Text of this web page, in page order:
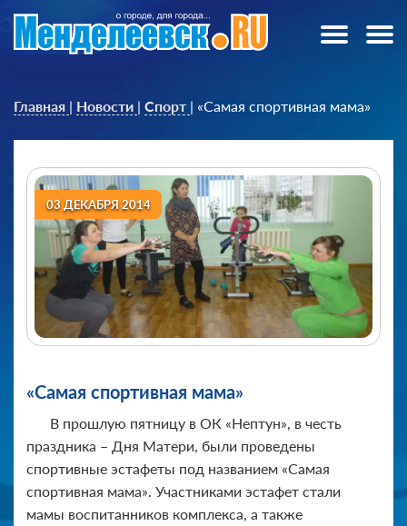
Главная | Новости | Спорт | «Самая спортивная мама»
03 ДЕКАБРЯ 2014
«Самая спортивная мама»
В прошлую пятницу в ОК «Нептун», в честь
праздника – Дня Матери, были проведены
спортивные эстафеты под названием «Самая
спортивная мама». Участниками эстафет стали
мамы воспитанников комплекса, а также